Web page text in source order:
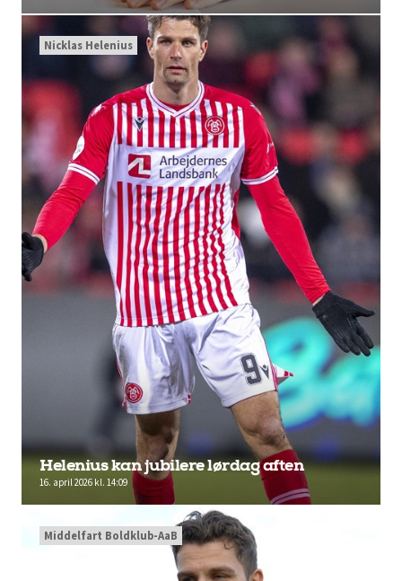
Helenius kan jubilere lørdag aften
16. april 2026 kl. 14:09
Nicklas Helenius
Middelfart Boldklub-AaB